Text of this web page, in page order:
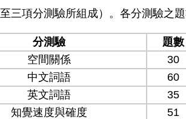
項分測驗所組成）。各分測驗之
分測驗 題數
空間關係 30
中文詞語 60
英文詞語 35
知覺速度與確度 51